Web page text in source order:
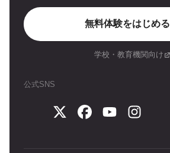
無料体験をはじめる
学校・教育機関向け
公式SNS